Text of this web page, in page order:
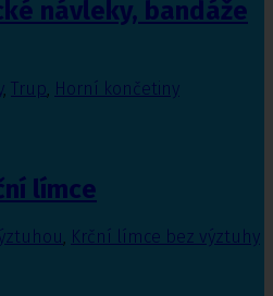
návleky, bandáže
, Trup, Horní končetiny
límce
Krční límce bez výztuhy